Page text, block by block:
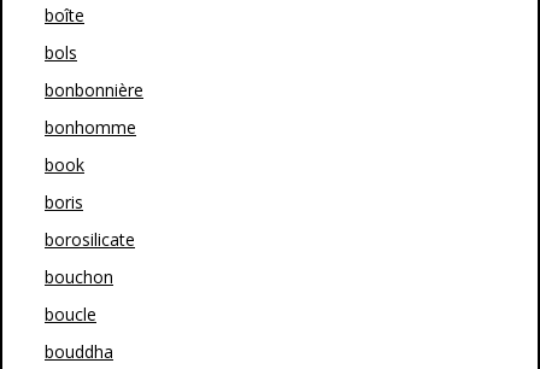
boîte
bols
bonbonnière
bonhomme
book
boris
borosilicate
bouchon
boucle
bouddha